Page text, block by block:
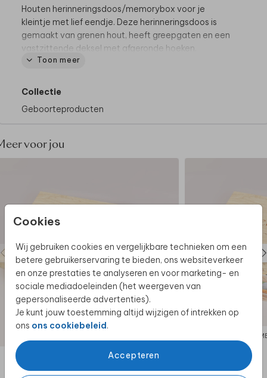
Cookies
Wij gebruiken cookies en vergelijkbare technieken om een
betere gebruikerservaring te bieden, ons websiteverkeer
en onze prestaties te analyseren en voor marketing- en
sociale mediadoeleinden (het weergeven van
gepersonaliseerde advertenties).
Je kunt jouw toestemming altijd wijzigen of intrekken op
ons ons cookiebeleid.
Accepteren
Houten herinneringsdoos/memorybox voor je
kleintje met lief eendje. Deze herinneringsdoos is
gemaakt van grenen hout, heeft greepgaten en een
vastzittende deksel met afgeronde hoeken.
• Voor het mooiste eindresultaat adviseren we om
• Hout is een natuurlijk product, dus iedere memory
• De memory box wordt op een andere manier
geproduceerd dan jouw kaart: de kleuren kunnen dus
Toon meer
Collectie
Geboorteproducten
voor jou